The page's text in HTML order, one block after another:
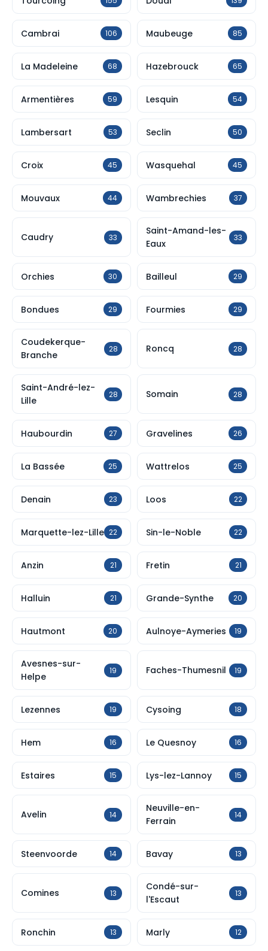
Cambrai 106 Maubeuge 85
La Madeleine 68 Hazebrouck 65
Armentières 59 Lesquin 54
Lambersart 53 Seclin 50
Croix 45 Wasquehal 45
Mouvaux 44 Wambrechies 37
Caudry 33
Saint-Amand-les-
Eaux
33
Orchies 30 Bailleul 29
Bondues 29 Fourmies 29
Coudekerque-
Branche
28 Roncq 28
Saint-André-lez-
Lille
28 Somain 28
Haubourdin 27 Gravelines 26
La Bassée 25 Wattrelos 25
Denain 23 Loos 22
Marquette-lez-Lille 22 Sin-le-Noble 22
Anzin 21 Fretin 21
Halluin 21 Grande-Synthe 20
Hautmont 20 Aulnoye-Aymeries 19
Avesnes-sur-
Helpe
19 Faches-Thumesnil 19
Lezennes 19 Cysoing 18
Hem 16 Le Quesnoy 16
Estaires 15 Lys-lez-Lannoy 15
Avelin 14
Neuville-en-
Ferrain
14
Steenvoorde 14 Bavay 13
Comines 13
Condé-sur-
l'Escaut
13
Ronchin 13 Marly 12